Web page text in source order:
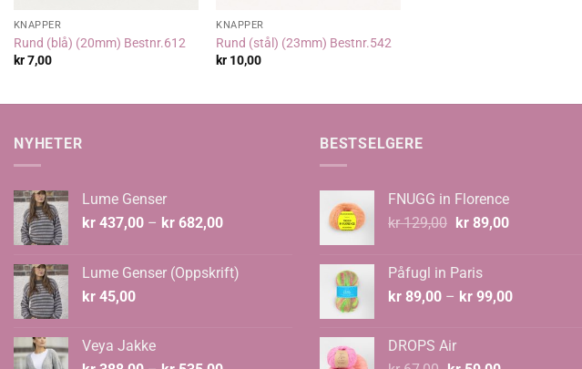
KNAPPER
Rund (blå) (20mm) Bestnr.612
kr7,00
KNAPPER
Rund (stål) (23mm) Bestnr.542
kr 10,00
NYHETER
Lume Genser
kr 437,00 – kr 682,00Prisområde:
kr 682,00
Lume Genser (Oppskrift)
kr 45,00
Veya Jakke
BESTSELGERE
FNUGG in Florence
kr129,00 Opprinnelig
kr 129,00.
kr89,00Nåværende
Påfugl in Paris
kr 89,00 – kr 99,00Prisområde:
DROPS Air